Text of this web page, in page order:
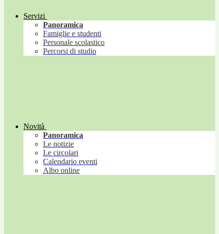
Servizi
Panoramica
Famiglie e studenti
Personale scolastico
Percorsi di studio
Novità
Panoramica
Le notizie
Le circolari
Calendario eventi
Albo online